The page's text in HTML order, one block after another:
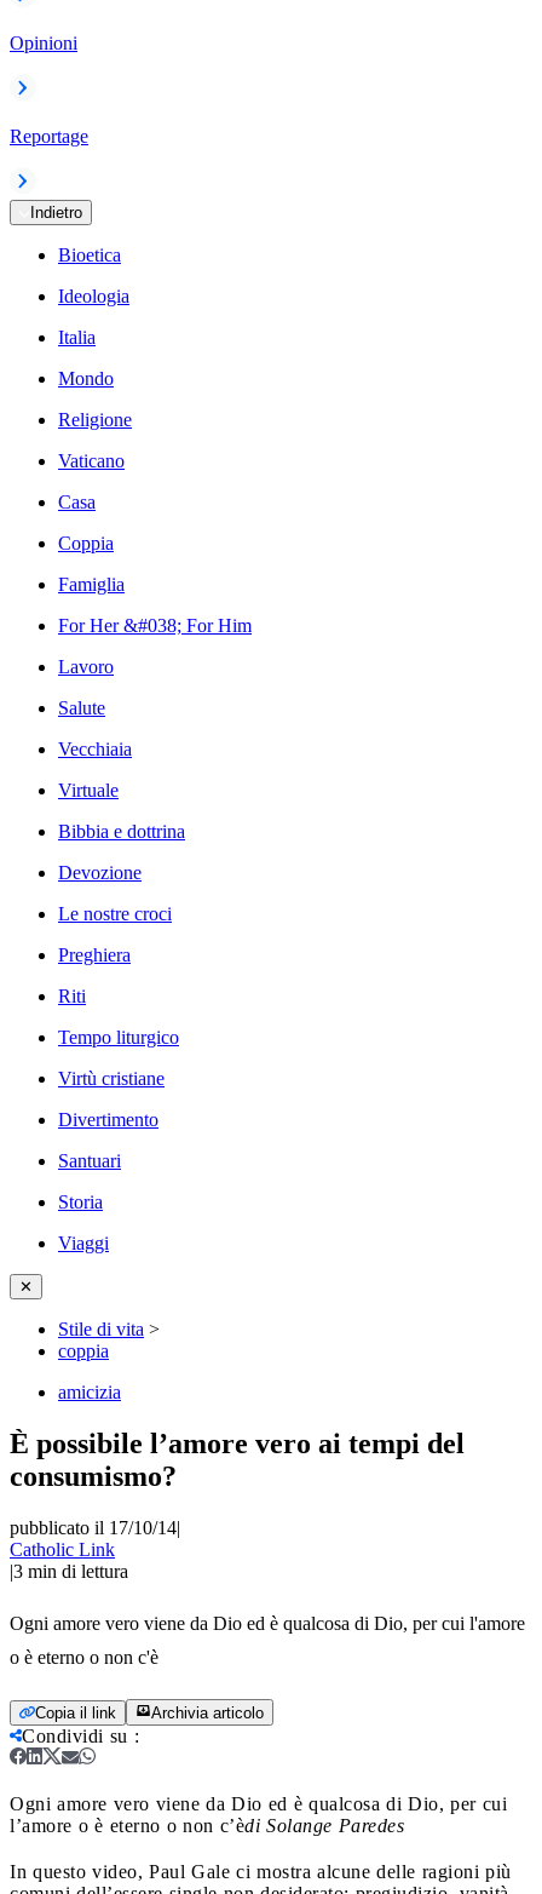
Opinioni
Reportage
Indietro
Bioetica
Ideologia
Italia
Mondo
Religione
Vaticano
Casa
Coppia
Famiglia
For Her &#038; For Him
Lavoro
Salute
Vecchiaia
Virtuale
Bibbia e dottrina
Devozione
Le nostre croci
Preghiera
Riti
Tempo liturgico
Virtù cristiane
Divertimento
Santuari
Storia
Viaggi
✕
Stile di vita >
coppia
amicizia
È possibile l’amore vero ai tempi del
consumismo?
pubblicato il 17/10/14|
Catholic Link
|3 min di lettura
Ogni amore vero viene da Dio ed è qualcosa di Dio, per cui l'amore
o è eterno o non c'è
Copia il link Archivia articolo
Condividi su :
Ogni amore vero viene da Dio ed è qualcosa di Dio, per cui
l’amore o è eterno o non c’èdi Solange Paredes
In questo video, Paul Gale ci mostra alcune delle ragioni più